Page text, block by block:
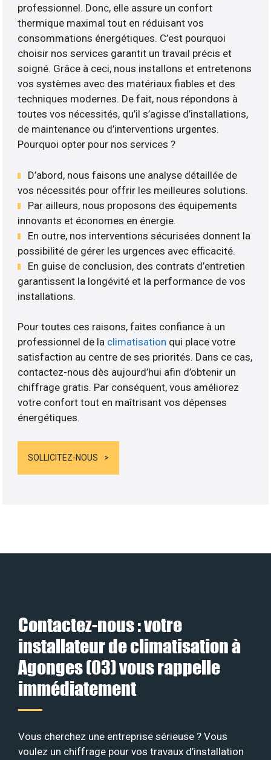
professionnel. Donc, elle assure un confort
thermique maximal tout en réduisant vos
consommations énergétiques. C’est pourquoi
choisir nos services garantit un travail précis et
soigné. Grâce à ceci, nous installons et entretenons
vos systèmes avec des matériaux fiables et des
techniques modernes. De fait, nous répondons à
toutes vos nécessités, qu’il s’agisse d’installations,
de maintenance ou d’interventions urgentes.
Pourquoi opter pour nos services ?
D’abord, nous faisons une analyse détaillée de
vos nécessités pour offrir les meilleures solutions.
Par ailleurs, nous proposons des équipements
innovants et économes en énergie.
En outre, nos interventions sécurisées donnent la
possibilité de gérer les urgences avec efficacité.
En guise de conclusion, des contrats d’entretien
garantissent la longévité et la performance de vos
installations.
Pour toutes ces raisons, faites confiance à un
professionnel de la climatisation qui place votre
satisfaction au centre de ses priorités. Dans ce cas,
contactez-nous dès aujourd’hui afin d’obtenir un
chiffrage gratis. Par conséquent, vous améliorez
votre confort tout en maîtrisant vos dépenses
énergétiques.
SOLLICITEZ-NOUS
Contactez-nous : votre
installateur de climatisation à
Agonges (03) vous rappelle
immédiatement
Vous cherchez une entreprise sérieuse ? Vous
voulez un chiffrage pour vos travaux d’installation